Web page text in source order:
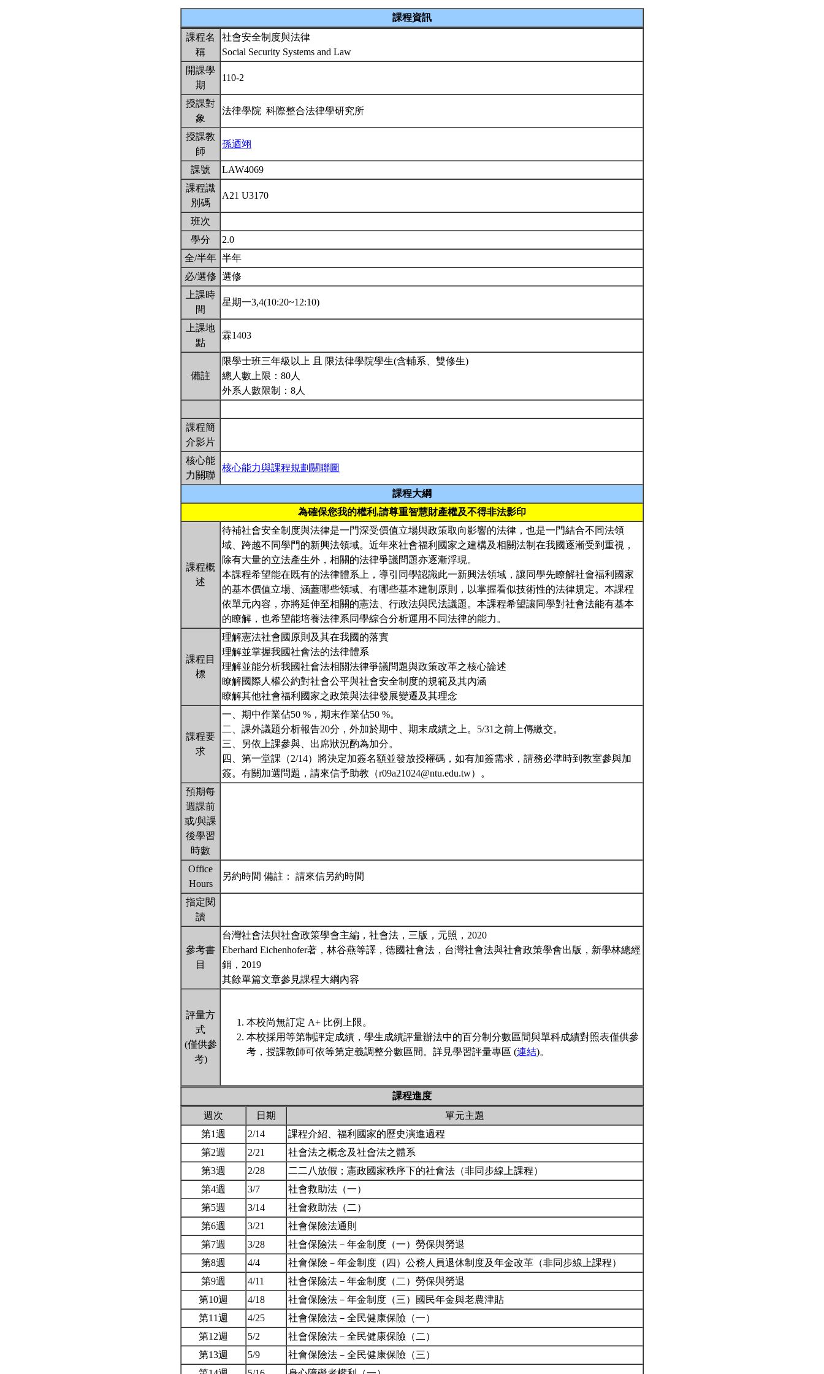
課程資訊
課程名
稱
社會安全制度與法律
Social Security Systems and Law
開課學
期
110-2
授課對
象
法律學院 科際整合法律學研究所
授課教
師
孫迺翊
課號
LAW4069
課程識
別碼
A21 U3170
班次
學分
2.0
全/半年 半年
必/選修 選修
上課時
間
星期一3,4(10:20~12:10)
上課地
點
霖1403
備註
限學士班三年級以上 且 限法律學院學生(含輔系、雙修生)
總人數上限：80人
外系人數限制：8人
課程簡
介影片
核心能
力關聯
核心能力與課程規劃關聯圖
課程大綱
為確保您我的權利,請尊重智慧財產權及不得非法影印
課程概
述
待補社會安全制度與法律是一門深受價值立場與政策取向影響的法律，也是一門結合不同法領
域、跨越不同學門的新興法領域。近年來社會福利國家之建構及相關法制在我國逐漸受到重視，
除有大量的立法產生外，相關的法律爭議問題亦逐漸浮現。
本課程希望能在既有的法律體系上，導引同學認識此一新興法領域，讓同學先瞭解社會福利國家
的基本價值立場、涵蓋哪些領域、有哪些基本建制原則，以掌握看似技術性的法律規定。本課程
依單元內容，亦將延伸至相關的憲法、行政法與民法議題。本課程希望讓同學對社會法能有基本
的瞭解，也希望能培養法律系同學綜合分析運用不同法律的能力。
課程目
標
理解憲法社會國原則及其在我國的落實
理解並掌握我國社會法的法律體系
理解並能分析我國社會法相關法律爭議問題與政策改革之核心論述
瞭解國際人權公約對社會公平與社會安全制度的規範及其內涵
瞭解其他社會福利國家之政策與法律發展變遷及其理念
課程要
求
一、期中作業佔50 %，期末作業佔50 %。
二、課外議題分析報告20分，外加於期中、期末成績之上。5/31之前上傳繳交。
三、另依上課參與、出席狀況酌為加分。
四、第一堂課（2/14）將決定加簽名額並發放授權碼，如有加簽需求，請務必準時到教室參與加
簽。有關加選問題，請來信予助教（r09a21024@ntu.edu.tw）。
預期每
週課前
或/與課
後學習
時數
Office
Hours
另約時間 備註： 請來信另約時間
指定閱
讀
參考書
目
台灣社會法與社會政策學會主編，社會法，三版，元照，2020
Eberhard Eichenhofer著，林谷燕等譯，德國社會法，台灣社會法與社會政策學會出版，新學林總經
銷，2019
其餘單篇文章參見課程大綱內容
評量方
式
(僅供參
考)
本校尚無訂定 A+ 比例上限。
本校採用等第制評定成績，學生成績評量辦法中的百分制分數區間與單科成績對照表僅供參
考，授課教師可依等第定義調整分數區間。詳見學習評量專區 (連結)。
課程進度
週次
日期
單元主題
第1週
2/14
課程介紹、福利國家的歷史演進過程
第2週
2/21
社會法之概念及社會法之體系
第3週
2/28
二二八放假；憲政國家秩序下的社會法（非同步線上課程）
第4週
3/7
社會救助法（一）
第5週
3/14
社會救助法（二）
第6週
3/21
社會保險法通則
第7週
3/28
社會保險法－年金制度（一）勞保與勞退
第8週
4/4
社會保險－年金制度（四）公務人員退休制度及年金改革（非同步線上課程）
第9週
4/11
社會保險法－年金制度（二）勞保與勞退
第10週
4/18
社會保險法－年金制度（三）國民年金與老農津貼
第11週
4/25
社會保險法－全民健康保險（一）
第12週
5/2
社會保險法－全民健康保險（二）
第13週
5/9
社會保險法－全民健康保險（三）